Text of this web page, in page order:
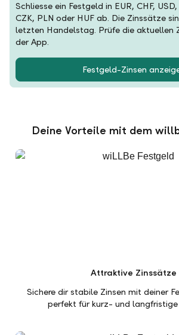
Schliesse ein Festgeld in EUR, CHF,
CZK, PLN oder HUF ab. Die Zinssätze
letzten Handelstag. Prüfe die aktuellen
der App.
Festgeld-Zinsen
Deine Vorteile mit dem
Attraktive Zinssätze
Sichere dir stabile Zinsen mit deiner
perfekt für kurz- und langfristige